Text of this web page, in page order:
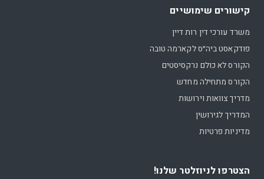
קישורים שימושיים
משרד עורכי דין רות דיין
פודקאסט ביה״ס לקארמה טובה
הקורס לא כולם נרקסיסטים
הקורס מתחילה מחדש
מדריך צוואות וירושות
המדריך לגירושין
מדיניות פרטיות
הצטרפו לניוזלטר שלנו!